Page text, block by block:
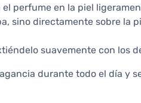
perfume en la piel
sino directamente sobre la
suavemente con los
durante todo el día y